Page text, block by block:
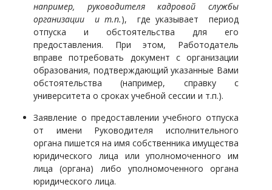
например, руководителя кадровой службы
организации и т.п.), где указывает период
отпуска и обстоятельства для его
предоставления. При этом, Работодатель
вправе потребовать документ с организации
образования, подтверждающий указанные Вами
обстоятельства (например, справку с
университета о сроках учебной сессии и т.п.).
Заявление о предоставлении учебного отпуска
от имени Руководителя исполнительного
органа пишется на имя собственника имущества
юридического лица или уполномоченного им
лица (органа) либо уполномоченного органа
юридического лица.